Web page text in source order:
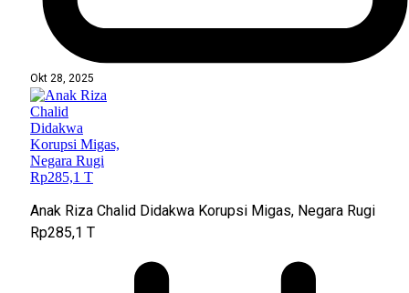
Okt 28, 2025
Anak Riza Chalid Didakwa Korupsi Migas, Negara Rugi
Rp285,1 T